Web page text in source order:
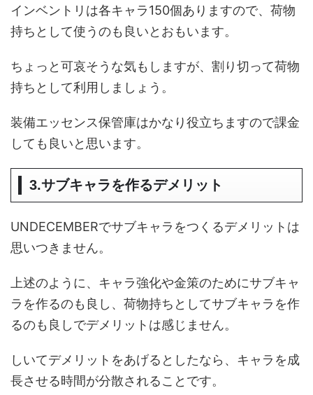
インベントリは各キャラ150個ありますので、荷物
持ちとして使うのも良いとおもいます。
ちょっと可哀そうな気もしますが、割り切って荷物
持ちとして利用しましょう。
装備エッセンス保管庫はかなり役立ちますので課金
しても良いと思います。
3.サブキャラを作るデメリット
UNDECEMBERでサブキャラをつくるデメリットは
思いつきません。
上述のように、キャラ強化や金策のためにサブキャ
ラを作るのも良し、荷物持ちとしてサブキャラを作
るのも良しでデメリットは感じません。
しいてデメリットをあげるとしたなら、キャラを成
長させる時間が分散されることです。